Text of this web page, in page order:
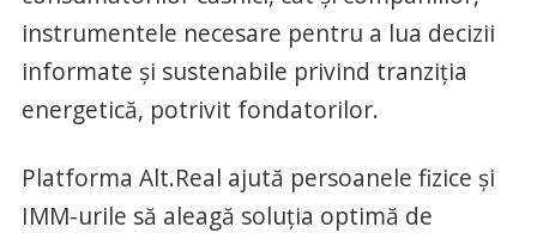
instrumentele necesare pentru a lua decizii
informate și sustenabile privind tranziția
energetică, potrivit fondatorilor.
Platforma Alt.Real ajută persoanele fizice și
IMM-urile să aleagă soluția optimă de